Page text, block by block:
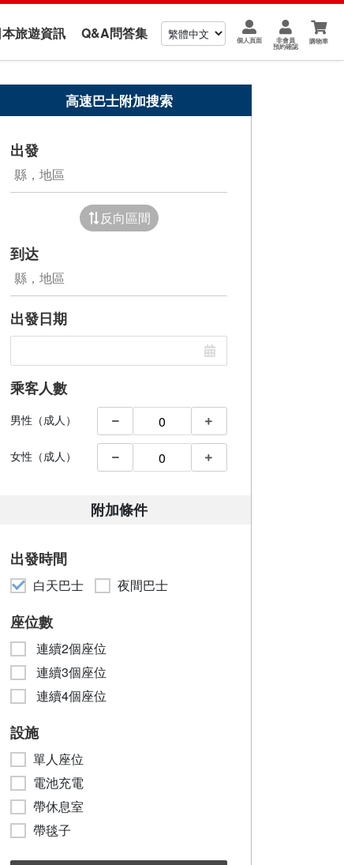
旅遊資訊 Q&A問答集 個人頁面 非會員
預約確認
購物車
高速巴士附加搜索
出發
反向區間
到达
出發日期
乘客人數
男性（成人）
女性（成人）
附加條件
出發時間
白天巴士 夜間巴士
座位數
連續2個座位
連續3個座位
連續4個座位
設施
單人座位
電池充電
帶休息室
帶毯子